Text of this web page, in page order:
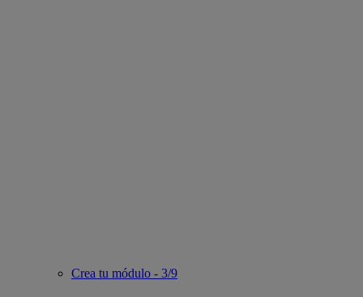
Crea tu módulo - 3/9